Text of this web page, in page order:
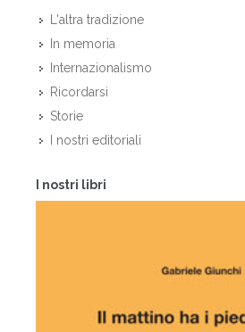
L'altra tradizione
In memoria
Internazionalismo
Ricordarsi
Storie
I nostri editoriali
I nostri libri